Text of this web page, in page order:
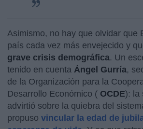
Asimismo, no hay que olvidar que
país cada vez más envejecido y
grave crisis demográfica. Un
tenido en cuenta Ángel Gurría,
de la Organización para la
Desarrollo Económico ( OCDE): la
advirtió sobre la quiebra del
propuso vincular la edad de